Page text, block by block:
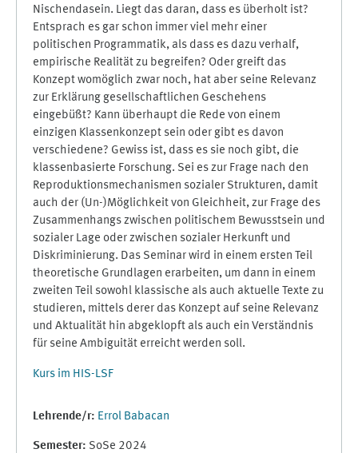
Nischendasein. Liegt das daran, dass es überholt ist?
Entsprach es gar schon immer viel mehr einer
politischen Programmatik, als dass es dazu verhalf,
empirische Realität zu begreifen? Oder greift das
Konzept womöglich zwar noch, hat aber seine Relevanz
zur Erklärung gesellschaftlichen Geschehens
eingebüßt? Kann überhaupt die Rede von einem
einzigen Klassenkonzept sein oder gibt es davon
verschiedene? Gewiss ist, dass es sie noch gibt, die
klassenbasierte Forschung. Sei es zur Frage nach den
Reproduktionsmechanismen sozialer Strukturen, damit
auch der (Un-)Möglichkeit von Gleichheit, zur Frage des
Zusammenhangs zwischen politischem Bewusstsein und
sozialer Lage oder zwischen sozialer Herkunft und
Diskriminierung. Das Seminar wird in einem ersten Teil
theoretische Grundlagen erarbeiten, um dann in einem
zweiten Teil sowohl klassische als auch aktuelle Texte zu
studieren, mittels derer das Konzept auf seine Relevanz
und Aktualität hin abgeklopft als auch ein Verständnis
für seine Ambiguität erreicht werden soll.
Kurs im HIS-LSF
Lehrende/r: Errol Babacan
Semester: SoSe 2024